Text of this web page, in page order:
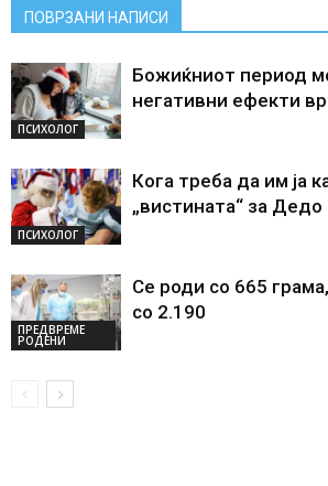
ПОВРЗАНИ НАПИСИ
ПСИХОЛОГ
Божиќниот период
негативни ефекти
ПСИХОЛОГ
Кога треба да им ја
„вистината“ за
ПРЕДВРЕМЕ
РОДЕНИ
Се роди со 665
со 2.190